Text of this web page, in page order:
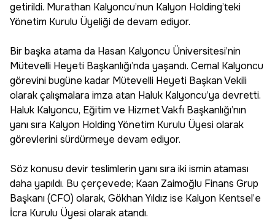
getirildi. Murathan Kalyoncu’nun Kalyon Holding’teki
Yönetim Kurulu Üyeliği de devam ediyor.
Bir başka atama da Hasan Kalyoncu Üniversitesi’nin
Mütevelli Heyeti Başkanlığı’nda yaşandı. Cemal Kalyoncu
görevini bugüne kadar Mütevelli Heyeti Başkan Vekili
olarak çalışmalara imza atan Haluk Kalyoncu’ya devretti.
Haluk Kalyoncu, Eğitim ve Hizmet Vakfı Başkanlığı’nın
yanı sıra Kalyon Holding Yönetim Kurulu Üyesi olarak
görevlerini sürdürmeye devam ediyor.
Söz konusu devir teslimlerin yanı sıra iki ismin ataması
daha yapıldı. Bu çerçevede; Kaan Zaimoğlu Finans Grup
Başkanı (CFO) olarak, Gökhan Yıldız ise Kalyon Kentsel’e
İcra Kurulu Üyesi olarak atandı.